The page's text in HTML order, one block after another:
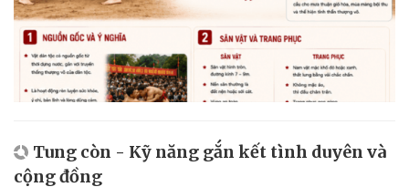
Tung còn - Kỹ năng gắn kết tình duyên và
cộng đồng